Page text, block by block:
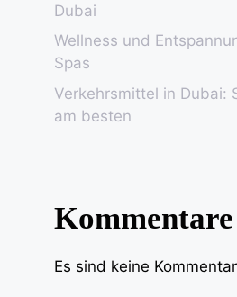
Dubai
Wellness und
Spas
Verkehrsmittel in Dubai:
am besten
Kommentare
Es sind keine